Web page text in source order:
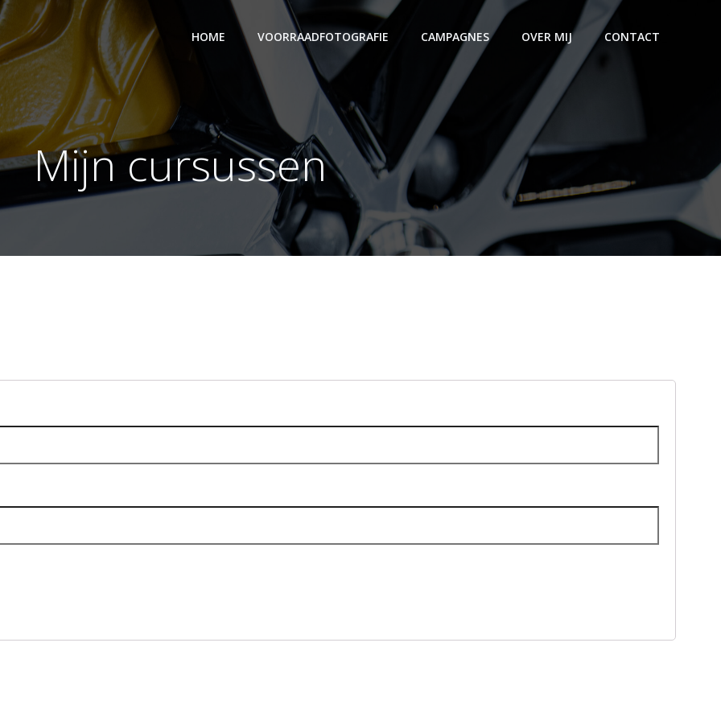
HOME VOORRAADFOTOGRAFIE CAMPAGNES OVER MIJ CONTACT
Mijn cursussen